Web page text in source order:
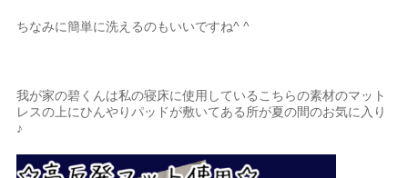
ちなみに簡単に洗えるのもいいですね^ ^
我が家の碧くんは私の寝床に使用しているこちらの素材のマット
レスの上にひんやりパッドが敷いてある所が夏の間のお気に入り
♪